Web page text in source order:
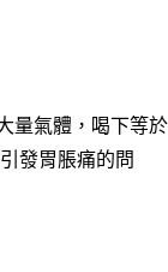
量氣體，喝下等於
發胃脹痛的問